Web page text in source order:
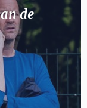
de